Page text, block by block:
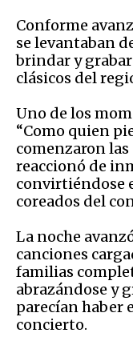
Conforme
se levantaban
brindar y
clásicos del
Uno de los
“Como quien
comenzaron
reaccionó de
convirtiéndose
coreados del
La noche
canciones
familias
abrazándose y
parecían haber
concierto.